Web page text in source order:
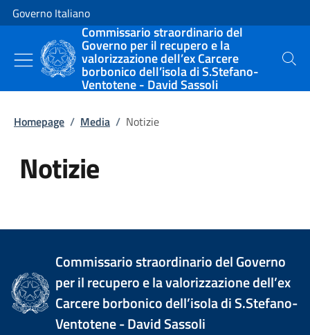
Vai al contenuto
Vai alla navigazione del sito
Governo Italiano
Commissario straordinario del
Governo per il recupero e la
valorizzazione dell’ex Carcere
borbonico dell’isola di S.Stefano-
Ventotene - David Sassoli
Cerca
Homepage / Media / Notizie
Notizie
Tutti i contenuti della pagina
Commissario straordinario del Governo
per il recupero e la valorizzazione dell’ex
Carcere borbonico dell’isola di S.Stefano-
Ventotene - David Sassoli